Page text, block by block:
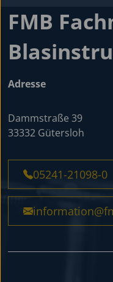
FMB
Adresse
Dammstraße 39
33332 Gütersloh
05241-21098-0